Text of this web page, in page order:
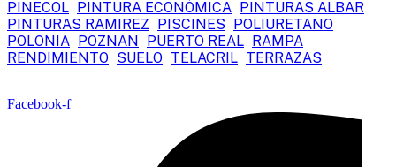
PINECOL PINTURA ECONÓMICA PINTURAS ALBAR
PINTURAS RAMIREZ PISCINES POLIURETANO
POLONIA POZNAN PUERTO REAL RAMPA
RENDIMIENTO SUELO TELACRIL TERRAZAS
Facebook-f